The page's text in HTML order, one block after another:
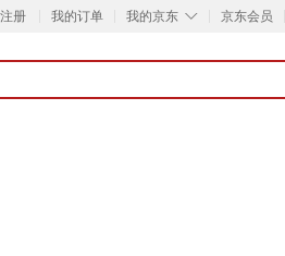
册 我的订单 ◇
我的京东 京东会员